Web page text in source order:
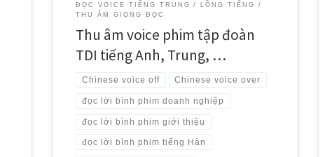
ĐỌC VOICE TIẾNG TRUNG
LỒNG TIẾNG
THU ÂM GIỌNG ĐỌC
Thu âm voice phim tập đoàn
TDI tiếng Anh, Trung, …
Chinese voice off Chinese voice over
đọc lời bình phim doanh nghiệp
đọc lời bình phim giới thiệu
đọc lời bình phim tiếng Hàn